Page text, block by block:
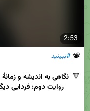
2:53
📽 #ببینید
🔻